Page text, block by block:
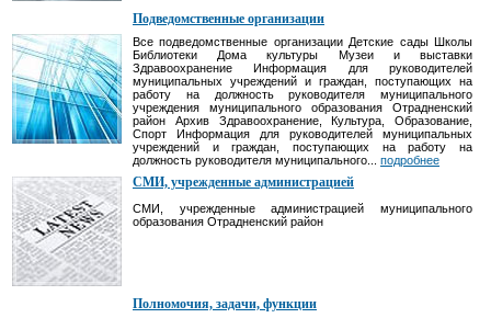
Подведомственные организации
Все подведомственные организации Детские сады Школы
Библиотеки Дома культуры Музеи и выставки
Здравоохранение Информация для руководителей
муниципальных учреждений и граждан, поступающих на
работу на должность руководителя муниципального
учреждения муниципального образования Отрадненский
район Архив Здравоохранение, Культура, Образование,
Спорт Информация для руководителей муниципальных
учреждений и граждан, поступающих на работу на
должность руководителя муниципального... подробнее
СМИ, учрежденные администрацией
СМИ, учрежденные администрацией муниципального
образования Отрадненский район
Полномочия, задачи, функции